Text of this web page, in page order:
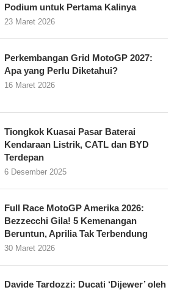
Podium untuk Pertama Kalinya
23 Maret 2026
Perkembangan Grid MotoGP 2027:
Apa yang Perlu Diketahui?
16 Maret 2026
Tiongkok Kuasai Pasar Baterai
Kendaraan Listrik, CATL dan BYD
Terdepan
6 Desember 2025
Full Race MotoGP Amerika 2026:
Bezzecchi Gila! 5 Kemenangan
Beruntun, Aprilia Tak Terbendung
30 Maret 2026
Davide Tardozzi: Ducati ‘Dijewer’ oleh